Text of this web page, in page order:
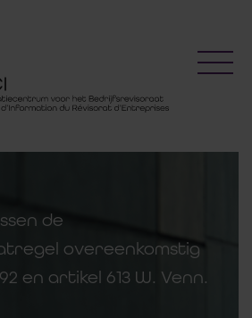
de
overeenkomstig
en artikel 613 W. Venn.